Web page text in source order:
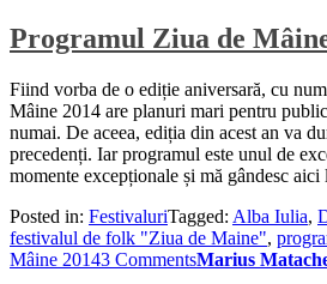
Programul Ziua de
Fiind vorba de o ediție aniversară, cu
Mâine 2014 are planuri mari pentru
numai. De aceea, ediția din acest an va
precedenți. Iar programul este unul de
momente excepționale și mă gândesc
Posted in: FestivaluriTagged: Alba Iulia,
festivalul de folk "Ziua de Maine",
Mâine 20143 CommentsMarius